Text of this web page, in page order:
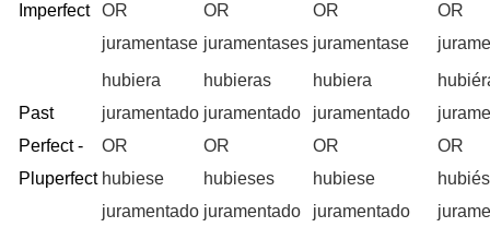
Imperfect
OR
juramentase
OR
juramentases
OR
juramentase
OR
Past
Perfect -
Pluperfect
hubiera
juramentado
OR
hubiese
juramentado
hubieras
juramentado
OR
hubieses
juramentado
hubiera
juramentado
OR
hubiese
juramentado
OR